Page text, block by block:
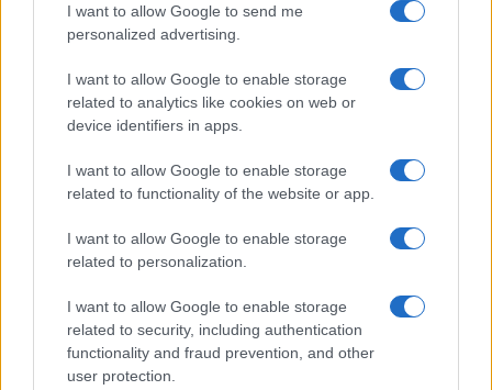
I want to allow Google to send me
personalized advertising.
I want to allow Google to enable storage
related to analytics like cookies on web or
device identifiers in apps.
I want to allow Google to enable storage
related to functionality of the website or app.
I want to allow Google to enable storage
related to personalization.
I want to allow Google to enable storage
related to security, including authentication
functionality and fraud prevention, and other
user protection.
Scontro Misericordia-Comune: Oltre le Bocche
attacca la sindaca
Salvini contestato a L’Agnata, il ministro
interviene: “Amo De Andrè che democrazia è?”
Porto Taverna, strage di pesci nello stagno:
scattano le prime bonifiche
Olbia, stretta sulla sicurezza per il Red Valley
2026: tutti i divieti